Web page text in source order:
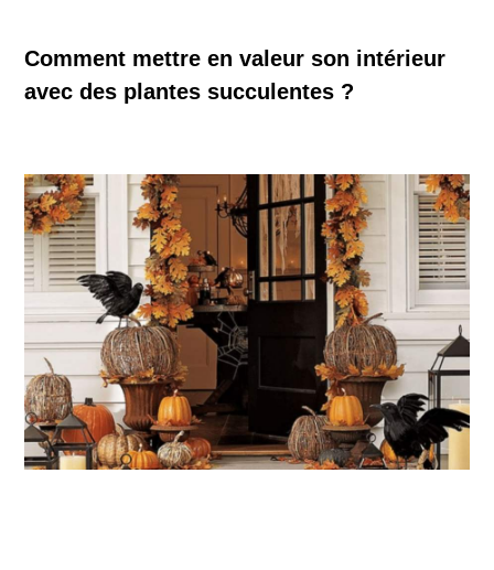
Comment mettre en valeur son intérieur
avec des plantes succulentes ?